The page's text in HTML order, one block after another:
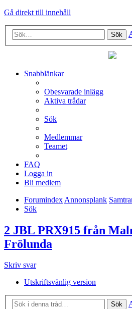
Gå direkt till innehåll
Sök
Snabblänkar
Obesvarade inlägg
Aktiva trådar
Sök
Medlemmar
Teamet
FAQ
Logga in
Bli medlem
Forumindex Annonsplank
Sök
2 JBL PRX915 från
Frölunda
Skriv svar
Utskriftsvänlig version
Sök